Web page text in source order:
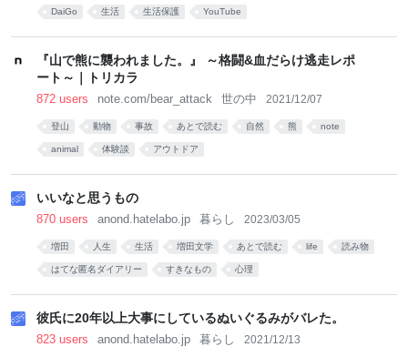
DaiGo 生活 生活保護 YouTube
『山で熊に襲われました。』 ～格闘&血だらけ逃走レポ
ート～｜トリカラ
872 users note.com/bear_attack 世の中 2021/12/07
登山 動物 事故 あとで読む 自然 熊 note
animal 体験談 アウトドア
いいなと思うもの
870 users anond.hatelabo.jp 暮らし 2023/03/05
増田 人生 生活 増田文学 あとで読む life 読み物
はてな匿名ダイアリー すきなもの 心理
彼氏に20年以上大事にしているぬいぐるみがバレた。
823 users anond.hatelabo.jp 暮らし 2021/12/13